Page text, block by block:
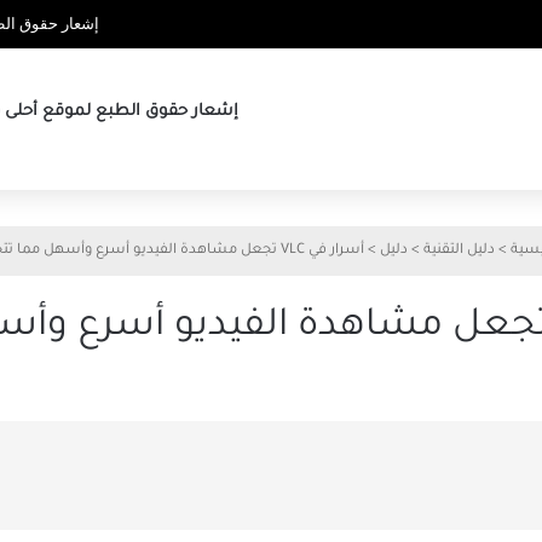
إشعار حقوق
إشعار حقوق الطبع لموقع أحلى
> دليل التقنية > دليل > أسرار في VLC تجعل مشاهدة الفيديو أسرع وأسهل مما تتخيل